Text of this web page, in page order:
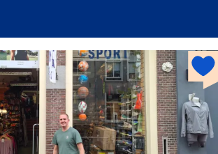
s
l
l
f
t
a
h
o
t
s
p
o